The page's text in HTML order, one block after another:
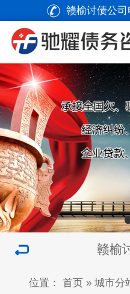
赣榆讨债公司
赣榆
位置： 首页» 城市分